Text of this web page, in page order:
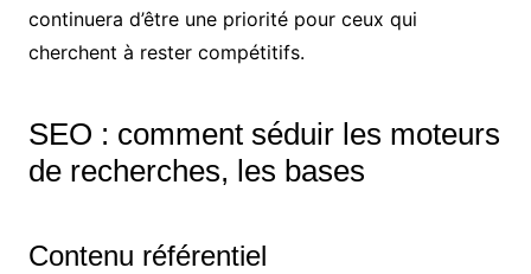
continuera d’être une priorité pour ceux qui
cherchent à rester compétitifs.
SEO : comment séduir les moteurs
de recherches, les bases
Contenu référentiel